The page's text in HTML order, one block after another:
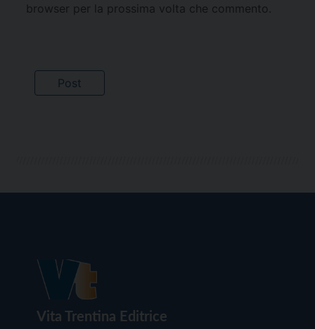
browser per la prossima volta che commento.
Vita Trentina Editrice